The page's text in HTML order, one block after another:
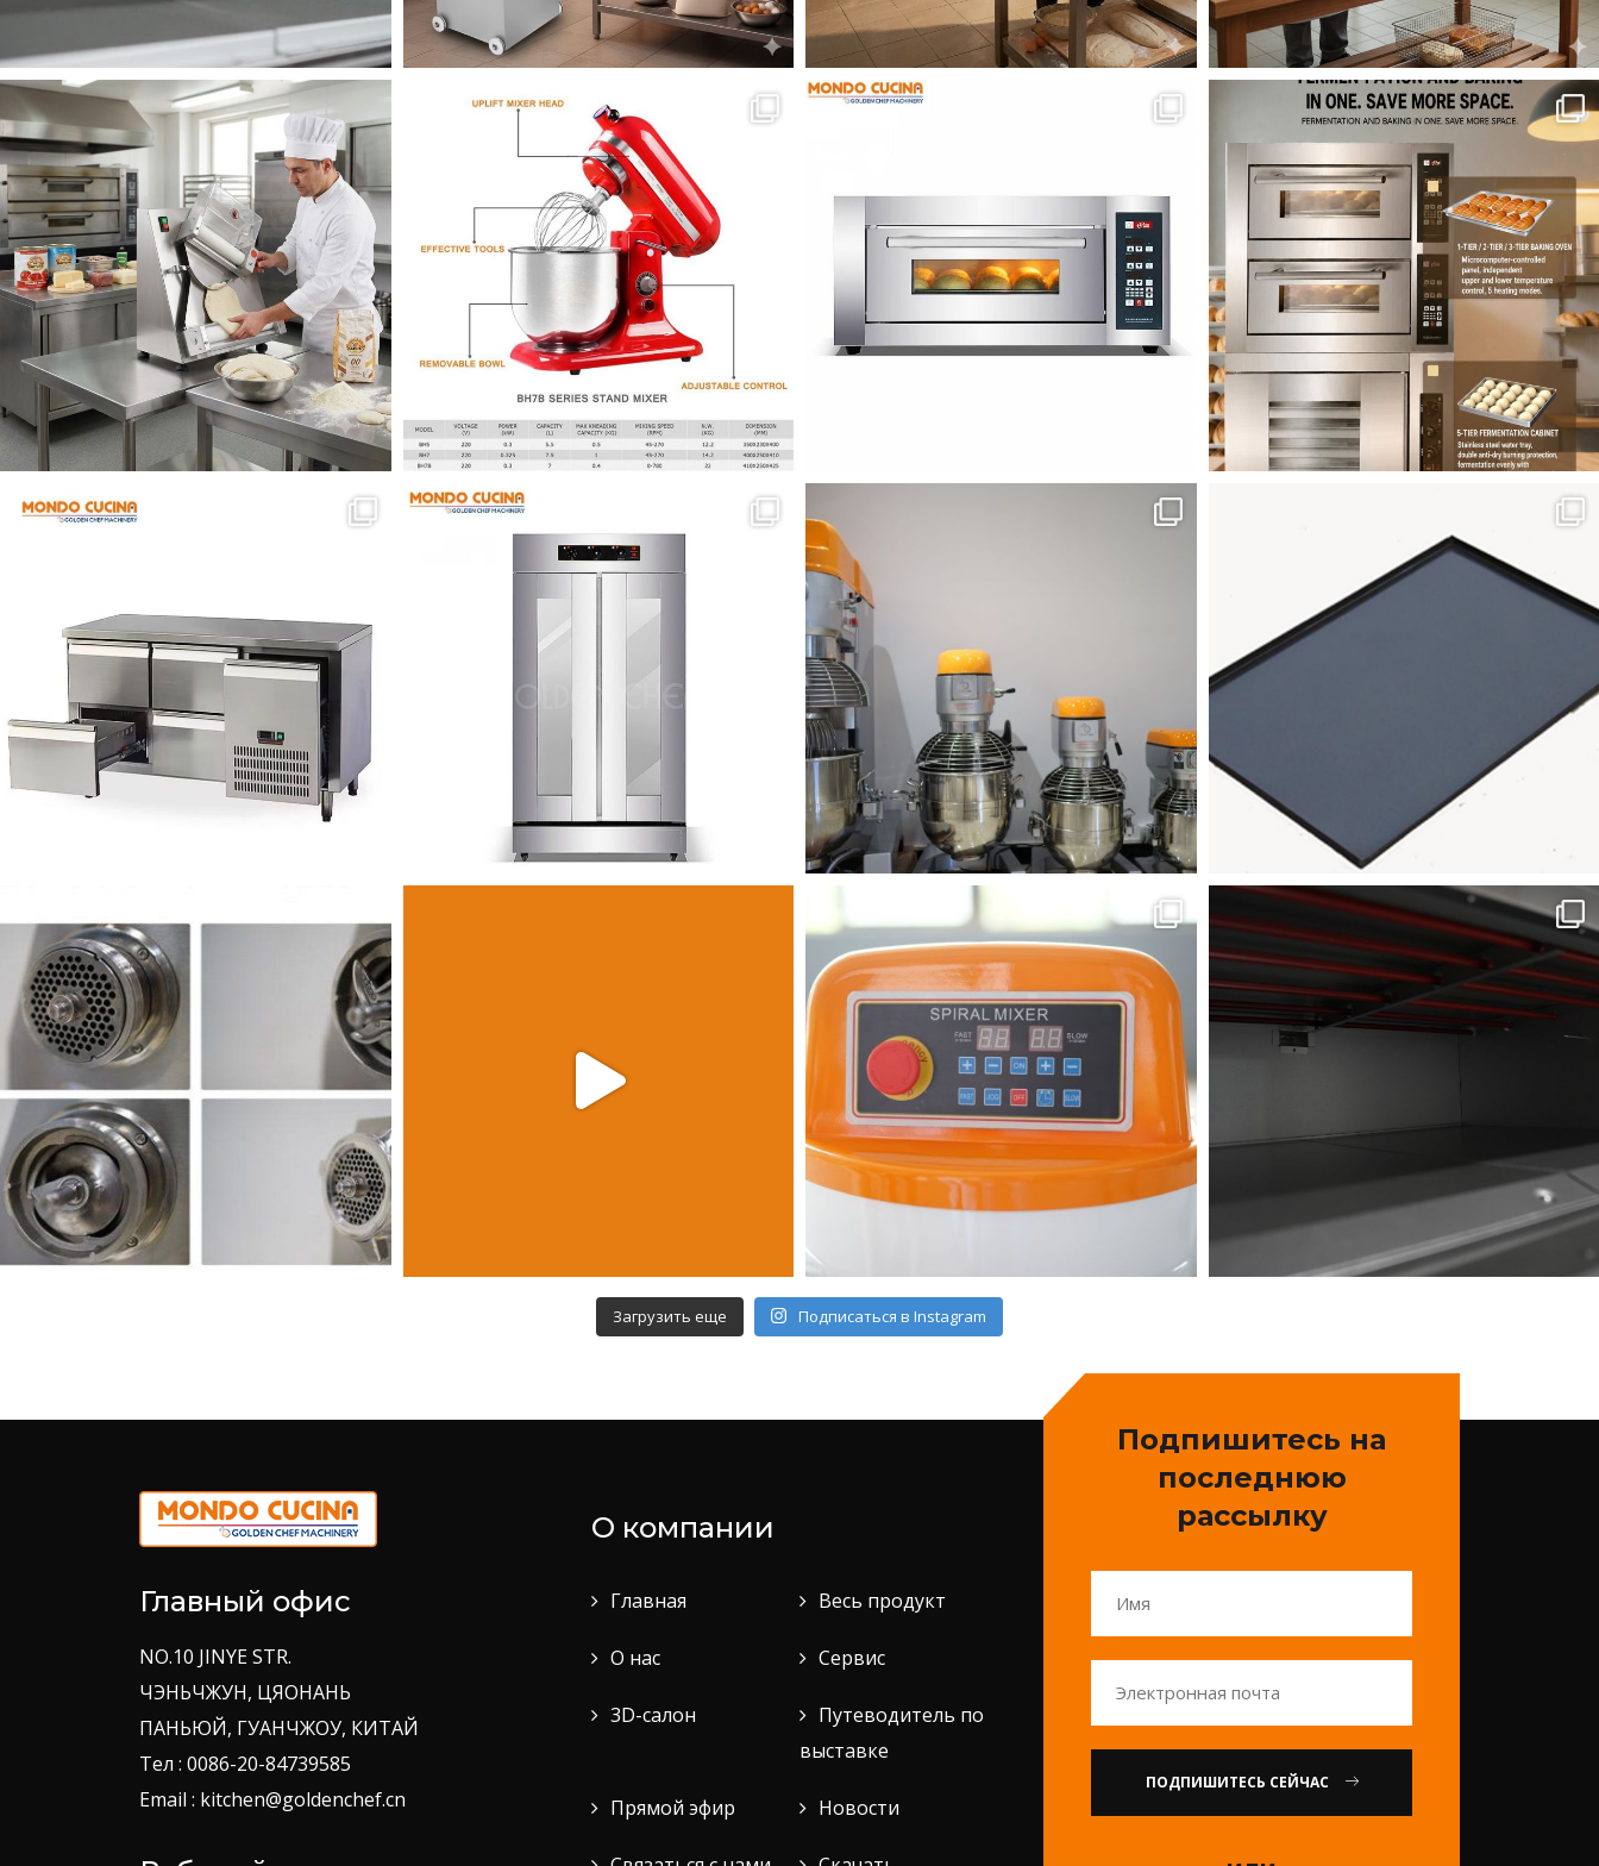
Загрузить еще Подписаться в Instagram
Главный офис
NO.10 JINYE STR.
ЧЭНЬЧЖУН, ЦЯОНАНЬ
ПАНЬЮЙ, ГУАНЧЖОУ, КИТАЙ
Тел : 0086-20-84739585
Email : kitchen@goldenchef.cn
О компании
Главная Весь продукт
О нас Сервис
3D-салон
Путеводитель по
выставке
Прямой эфир Новости
Подпишитесь на
последнюю
рассылку
ПОДПИШИТЕСЬ СЕЙЧАС